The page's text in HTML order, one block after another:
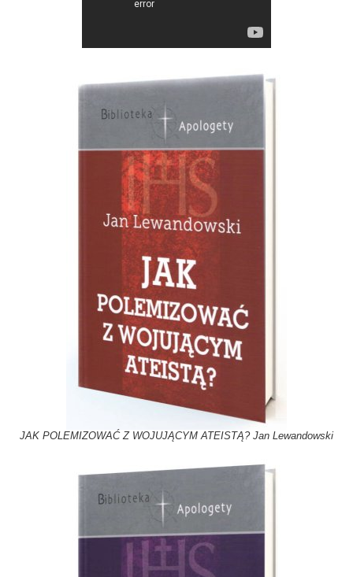
JAK POLEMIZOWAĆ Z WOJUJĄCYM ATEISTĄ? Jan Lewandowski